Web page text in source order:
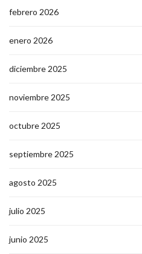
febrero 2026
enero 2026
diciembre 2025
noviembre 2025
octubre 2025
septiembre 2025
agosto 2025
julio 2025
junio 2025